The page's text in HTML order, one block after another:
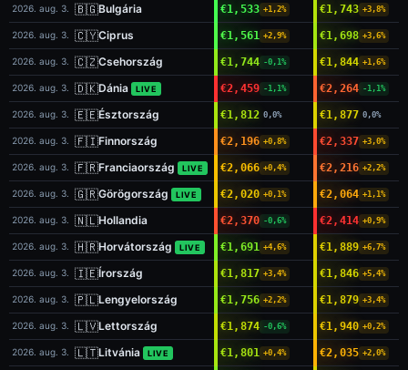
2026. aug. 3. 🇧🇬Bulgária €1,533 +1,2% €1,743 +3,8%
2026. aug. 3. 🇨🇾Ciprus €1,561 +2,9% €1,698 +3,6%
2026. aug. 3. 🇨🇿Csehország €1,744 -0,1% €1,844 +1,6%
2026. aug. 3. 🇩🇰Dánia LIVE €2,459 -1,1% €2,264 -1,1%
2026. aug. 3. 🇪🇪Észtország €1,812 0,0% €1,877 0,0%
2026. aug. 3. 🇫🇮Finnország €2,196 +0,8% €2,337 +3,0%
2026. aug. 3. 🇫🇷Franciaország LIVE €2,066 +0,4% €2,216 +2,2%
2026. aug. 3. 🇬🇷Görögország LIVE €2,020 +0,1% €2,064 +1,1%
2026. aug. 3. 🇳🇱Hollandia €2,370 -0,6% €2,414 +0,9%
2026. aug. 3. 🇭🇷Horvátország LIVE €1,691 +4,6% €1,889 +6,7%
2026. aug. 3. 🇮🇪Írország €1,817 +3,4% €1,846 +5,4%
2026. aug. 3. 🇵🇱Lengyelország €1,756 +2,2% €1,879 +3,4%
2026. aug. 3. 🇱🇻Lettország €1,874 -0,6% €1,940 +0,2%
2026. aug. 3. 🇱🇹Litvánia LIVE €1,801 +0,4% €2,035 +2,0%